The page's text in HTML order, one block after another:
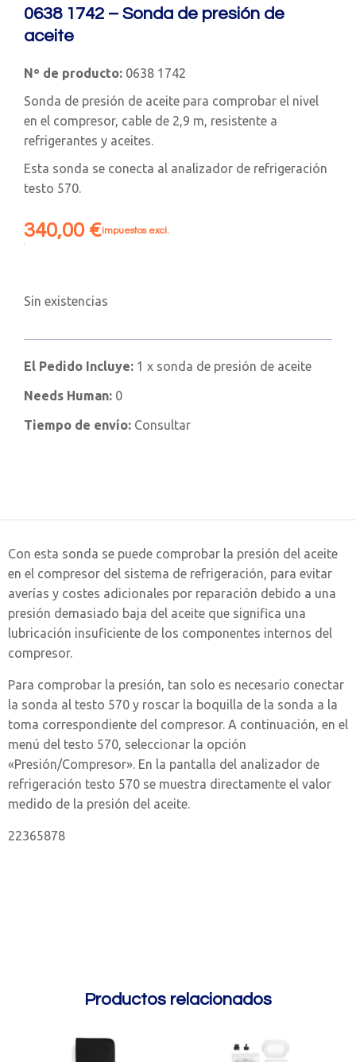
0638 1742 – Sonda de presión de
aceite
Nº de producto: 0638 1742
Sonda de presión de aceite para comprobar el nivel
en el compresor, cable de 2,9 m, resistente a
refrigerantes y aceites.
Esta sonda se conecta al analizador de refrigeración
testo 570.
340,00 €impuestos excl.
Sin existencias
El Pedido Incluye: 1 x sonda de presión de aceite
Needs Human: 0
Tiempo de envío: Consultar
Con esta sonda se puede comprobar la presión del aceite
en el compresor del sistema de refrigeración, para evitar
averías y costes adicionales por reparación debido a una
presión demasiado baja del aceite que significa una
lubricación insuficiente de los componentes internos del
compresor.
Para comprobar la presión, tan solo es necesario conectar
la sonda al testo 570 y roscar la boquilla de la sonda a la
toma correspondiente del compresor. A continuación, en el
menú del testo 570, seleccionar la opción
«Presión/Compresor». En la pantalla del analizador de
refrigeración testo 570 se muestra directamente el valor
medido de la presión del aceite.
22365878
Productos relacionados